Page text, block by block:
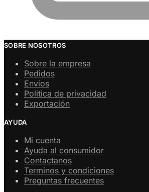
SOBRE NOSOTROS
Sobre la empresa
Pedidos
Envios
Politica de privacidad
Exportación
AYUDA
Mi cuenta
Ayuda al consumidor
Contactanos
Terminos y condiciones
Preguntas frecuentes